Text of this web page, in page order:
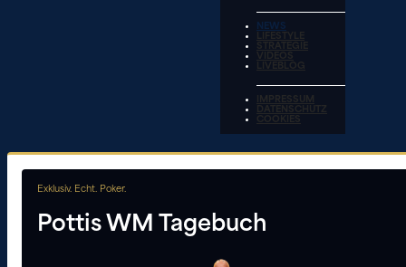
NEWS
LIFESTYLE
STRATEGIE
VIDEOS
LIVEBLOG
IMPRESSUM
DATENSCHUTZ
COOKIES
Exklusiv. Echt. Poker.
Pottis WM Tagebuch